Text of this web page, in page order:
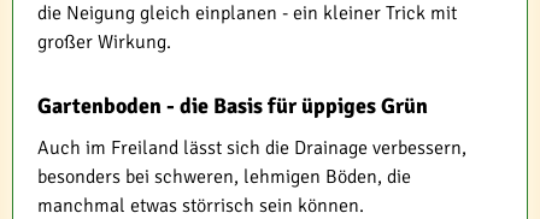
die Neigung gleich einplanen - ein kleiner Trick mit
großer Wirkung.
Gartenboden - die Basis für üppiges Grün
Auch im Freiland lässt sich die Drainage verbessern,
besonders bei schweren, lehmigen Böden, die
manchmal etwas störrisch sein können.